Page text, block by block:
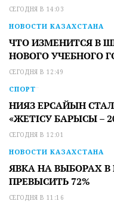
СЕГОДНЯ В 14:03
НОВОСТИ КАЗАХСТАНА
ЧТО ИЗМЕНИТСЯ В
НОВОГО УЧЕБНОГО
СЕГОДНЯ В 12:49
СПОРТ
НИЯЗ ЕРСАЙЫН
«ЖЕТІСУ БАРЫСЫ –
СЕГОДНЯ В 12:01
НОВОСТИ КАЗАХСТАНА
ЯВКА НА ВЫБОРАХ
ПРЕВЫСИТЬ 72%
СЕГОДНЯ В 11:16